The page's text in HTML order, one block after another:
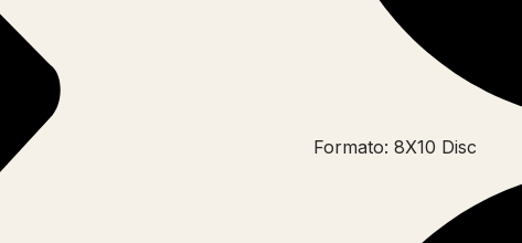
Formato: 8X10 Disc